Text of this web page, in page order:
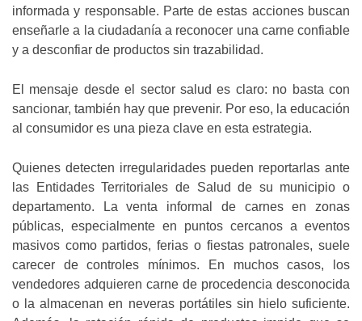
informada y responsable. Parte de estas acciones buscan
enseñarle a la ciudadanía a reconocer una carne confiable
y a desconfiar de productos sin trazabilidad.
El mensaje desde el sector salud es claro: no basta con
sancionar, también hay que prevenir. Por eso, la educación
al consumidor es una pieza clave en esta estrategia.
Quienes detecten irregularidades pueden reportarlas ante
las Entidades Territoriales de Salud de su municipio o
departamento. La venta informal de carnes en zonas
públicas, especialmente en puntos cercanos a eventos
masivos como partidos, ferias o fiestas patronales, suele
carecer de controles mínimos. En muchos casos, los
vendedores adquieren carne de procedencia desconocida
o la almacenan en neveras portátiles sin hielo suficiente.